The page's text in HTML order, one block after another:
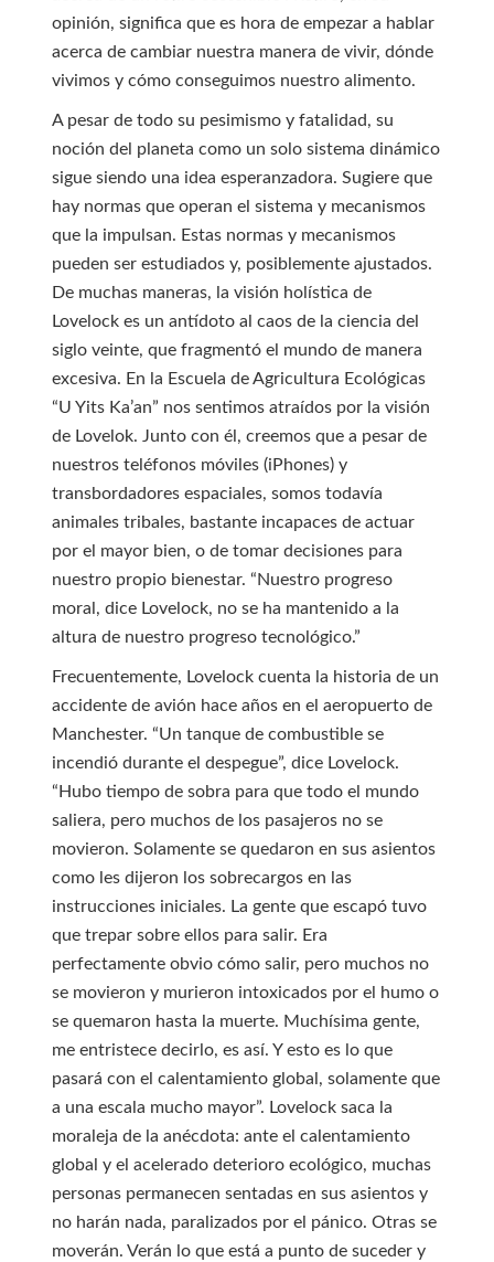
opinión, significa que es hora de empezar a hablar
acerca de cambiar nuestra manera de vivir, dónde
vivimos y cómo conseguimos nuestro alimento.
A pesar de todo su pesimismo y fatalidad, su
noción del planeta como un solo sistema dinámico
sigue siendo una idea esperanzadora. Sugiere que
hay normas que operan el sistema y mecanismos
que la impulsan. Estas normas y mecanismos
pueden ser estudiados y, posiblemente ajustados.
De muchas maneras, la visión holística de
Lovelock es un antídoto al caos de la ciencia del
siglo veinte, que fragmentó el mundo de manera
excesiva. En la Escuela de Agricultura Ecológicas
“U Yits Ka’an” nos sentimos atraídos por la visión
de Lovelok. Junto con él, creemos que a pesar de
nuestros teléfonos móviles (iPhones) y
transbordadores espaciales, somos todavía
animales tribales, bastante incapaces de actuar
por el mayor bien, o de tomar decisiones para
nuestro propio bienestar. “Nuestro progreso
moral, dice Lovelock, no se ha mantenido a la
altura de nuestro progreso tecnológico.”
Frecuentemente, Lovelock cuenta la historia de un
accidente de avión hace años en el aeropuerto de
Manchester. “Un tanque de combustible se
incendió durante el despegue”, dice Lovelock.
“Hubo tiempo de sobra para que todo el mundo
saliera, pero muchos de los pasajeros no se
movieron. Solamente se quedaron en sus asientos
como les dijeron los sobrecargos en las
instrucciones iniciales. La gente que escapó tuvo
que trepar sobre ellos para salir. Era
perfectamente obvio cómo salir, pero muchos no
se movieron y murieron intoxicados por el humo o
se quemaron hasta la muerte. Muchísima gente,
me entristece decirlo, es así. Y esto es lo que
pasará con el calentamiento global, solamente que
a una escala mucho mayor”. Lovelock saca la
moraleja de la anécdota: ante el calentamiento
global y el acelerado deterioro ecológico, muchas
personas permanecen sentadas en sus asientos y
no harán nada, paralizados por el pánico. Otras se
moverán. Verán lo que está a punto de suceder y